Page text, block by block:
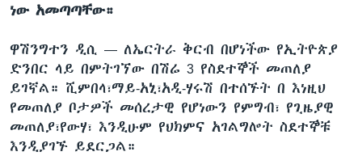
ነው አመጣጣቸው።
ዋሽንግተን ዲሲ — ለኤርትራ ቅርብ በሆነችው የኢትዮጵያ
ድንበር ላይ በምትገኘው በሽሬ 3 የስደተኞች መጠለያ
ይገኛል። ሺምበላ፣ማይ-አኒ፣አዲ-ሃሩሽ በተሰኙት በ እነዚህ
የመጠለያ ቦታዎች መሰረታዊ የሆነውን የምግብ፣ የጊዜያዊ
መጠለያ፣የውሃ፣ እንዲሁም የህክምና አገልግሎት ስደተኞቹ
እንዲያገኙ ይደርጋል።